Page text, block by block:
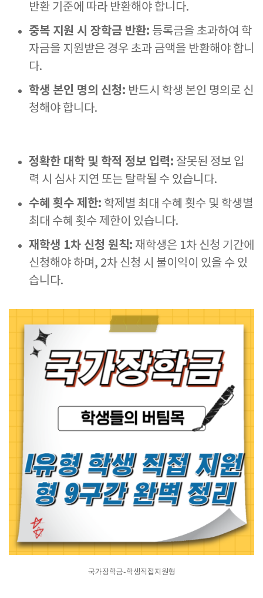
반환 기준에 따라 반환해야 합니다.
중복 지원 시 장학금 반환: 등록금을 초과하여 학
자금을 지원받은 경우 초과 금액을 반환해야 합니
다.
학생 본인 명의 신청: 반드시 학생 본인 명의로 신
청해야 합니다.
정확한 대학 및 학적 정보 입력: 잘못된 정보 입
력 시 심사 지연 또는 탈락될 수 있습니다.
수혜 횟수 제한: 학제별 최대 수혜 횟수 및 학생별
최대 수혜 횟수 제한이 있습니다.
재학생 1차 신청 원칙: 재학생은 1차 신청 기간에
신청해야 하며, 2차 신청 시 불이익이 있을 수 있
습니다.
국가장학금-학생직접지원형